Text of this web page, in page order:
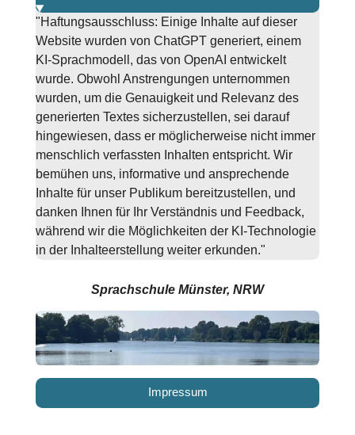
"Haftungsausschluss: Einige Inhalte auf dieser
Website wurden von ChatGPT generiert, einem
KI-Sprachmodell, das von OpenAI entwickelt
wurde. Obwohl Anstrengungen unternommen
wurden, um die Genauigkeit und Relevanz des
generierten Textes sicherzustellen, sei darauf
hingewiesen, dass er möglicherweise nicht immer
menschlich verfassten Inhalten entspricht. Wir
bemühen uns, informative und ansprechende
Inhalte für unser Publikum bereitzustellen, und
danken Ihnen für Ihr Verständnis und Feedback,
während wir die Möglichkeiten der KI-Technologie
in der Inhalteerstellung weiter erkunden."
Sprachschule Münster, NRW
Impressum